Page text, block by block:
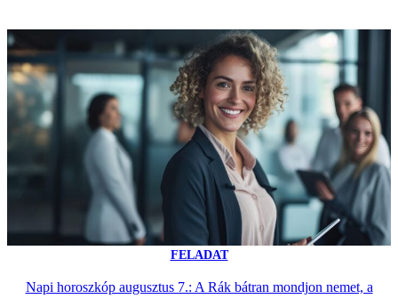
FELADAT
Napi horoszkóp augusztus 7.: A Rák bátran mondjon nemet, a